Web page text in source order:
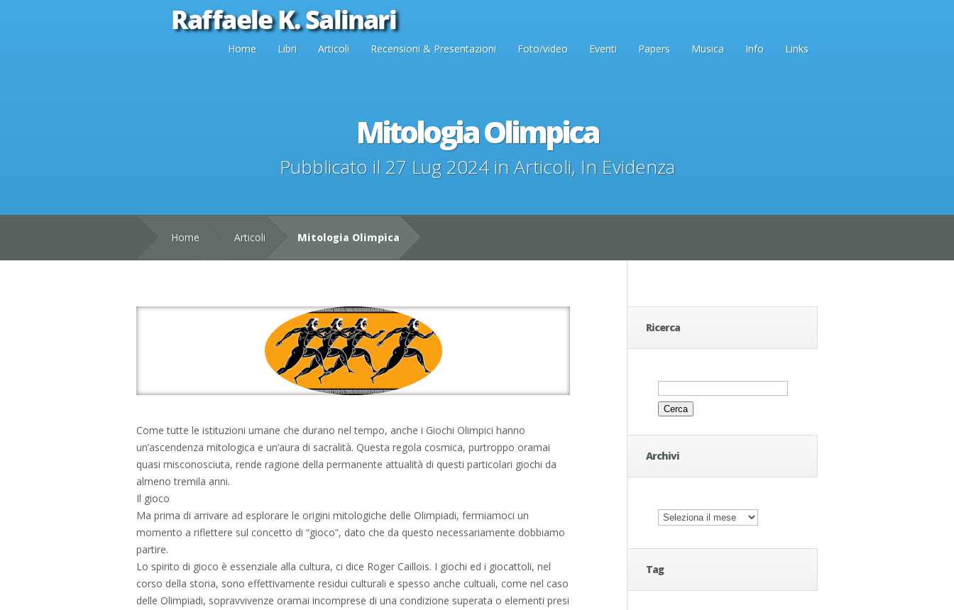
Home Libri Articoli Recensioni & Presentazioni Foto/video Eventi Papers Musica Info Links
Mitologia Olimpica
Pubblicato il 27 Lug 2024 in Articoli, In Evidenza
Home Articoli Mitologia Olimpica
Come tutte le istituzioni umane che durano nel tempo, anche i Giochi Olimpici hanno
un’ascendenza mitologica e un’aura di sacralità. Questa regola cosmica, purtroppo oramai
quasi misconosciuta, rende ragione della permanente attualità di questi particolari giochi da
almeno tremila anni.
Il gioco
Ma prima di arrivare ad esplorare le origini mitologiche delle Olimpiadi, fermiamoci un
momento a riflettere sul concetto di “gioco”, dato che da questo necessariamente dobbiamo
partire.
Lo spirito di gioco è essenziale alla cultura, ci dice Roger Caillois. I giochi ed i giocattoli, nel
corso della storia, sono effettivamente residui culturali e spesso anche cultuali, come nel caso
delle Olimpiadi, sopravvivenze oramai incomprese di una condizione superata o elementi presi
Ricerca
Ricerca
per:
Archivi
Archivi
Tag